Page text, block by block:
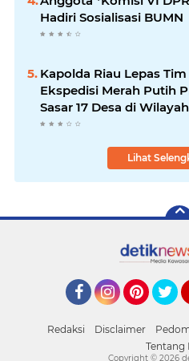
Hadiri Sosialisasi BUMN
Kapolda Riau Lepas Tim
Ekspedisi Merah Putih
Sasar 17 Desa di
Lihat
Redaksi Disclaimer
Tentang
Copyright © 2026